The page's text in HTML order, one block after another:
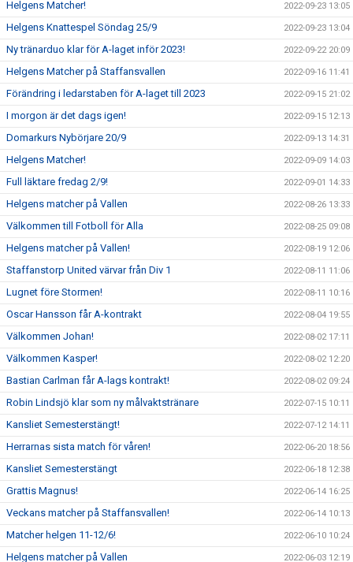
Helgens Matcher! 2022-09-23 13:05
Helgens Knattespel Söndag 25/9 2022-09-23 13:04
Ny tränarduo klar för A-laget inför 2023! 2022-09-22 20:09
Helgens Matcher på Staffansvallen 2022-09-16 11:41
Förändring i ledarstaben för A-laget till 2023 2022-09-15 21:02
I morgon är det dags igen! 2022-09-15 12:13
Domarkurs Nybörjare 20/9 2022-09-13 14:31
Helgens Matcher! 2022-09-09 14:03
Full läktare fredag 2/9! 2022-09-01 14:33
Helgens matcher på Vallen 2022-08-26 13:33
Välkommen till Fotboll för Alla 2022-08-25 09:08
Helgens matcher på Vallen! 2022-08-19 12:06
Staffanstorp United värvar från Div 1 2022-08-11 11:06
Lugnet före Stormen! 2022-08-11 10:16
Oscar Hansson får A-kontrakt 2022-08-04 19:55
Välkommen Johan! 2022-08-02 17:11
Välkommen Kasper! 2022-08-02 12:20
Bastian Carlman får A-lags kontrakt! 2022-08-02 09:24
Robin Lindsjö klar som ny målvaktstränare 2022-07-15 10:11
Kansliet Semesterstängt! 2022-07-12 14:11
Herrarnas sista match för våren! 2022-06-20 18:56
Kansliet Semesterstängt 2022-06-18 12:38
Grattis Magnus! 2022-06-14 16:25
Veckans matcher på Staffansvallen! 2022-06-14 10:13
Matcher helgen 11-12/6! 2022-06-10 10:24
Helgens matcher på Vallen 2022-06-03 12:19